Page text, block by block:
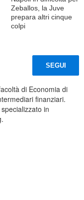
Zeballos, la Juve
prepara altri cinque
colpi
SEGUI
di Economia di
finanziari.
in